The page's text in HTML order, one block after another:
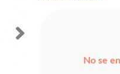
No se